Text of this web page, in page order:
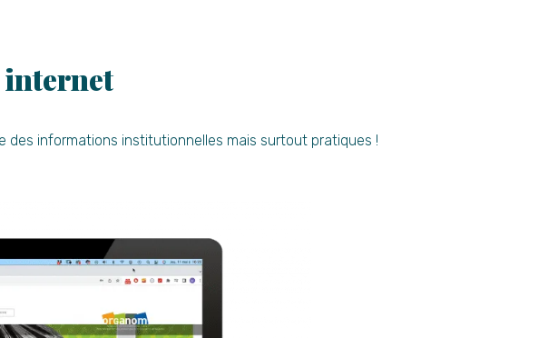
internet
des informations institutionnelles mais surtout pratiques !